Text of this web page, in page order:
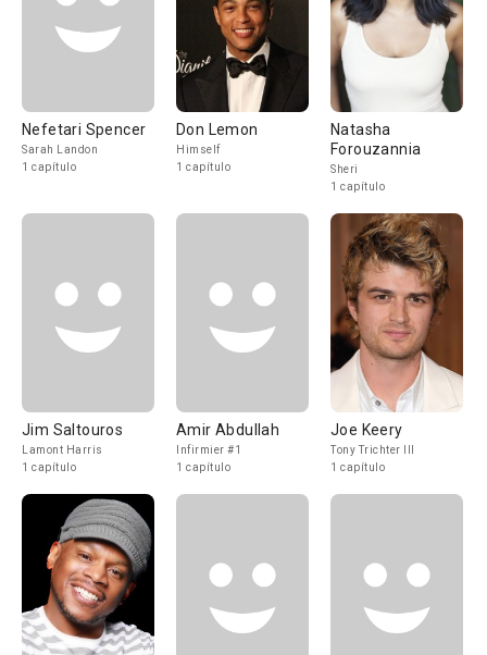
Nefetari Spencer
Sarah Landon
1 capítulo
Don Lemon
Himself
1 capítulo
Natasha
Forouzannia
Sheri
1 capítulo
Jim Saltouros
Lamont Harris
1 capítulo
Amir Abdullah
Infirmier #1
1 capítulo
Joe Keery
Tony Trichter III
1 capítulo